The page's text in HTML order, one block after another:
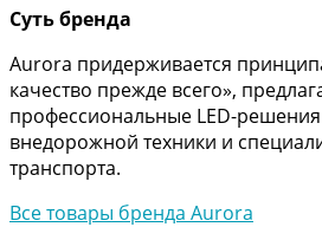
Суть бренда
Aurora придерживается
качество прежде всего»,
профессиональные LED-
внедорожной техники и
транспорта.
Все товары бренда Aurora